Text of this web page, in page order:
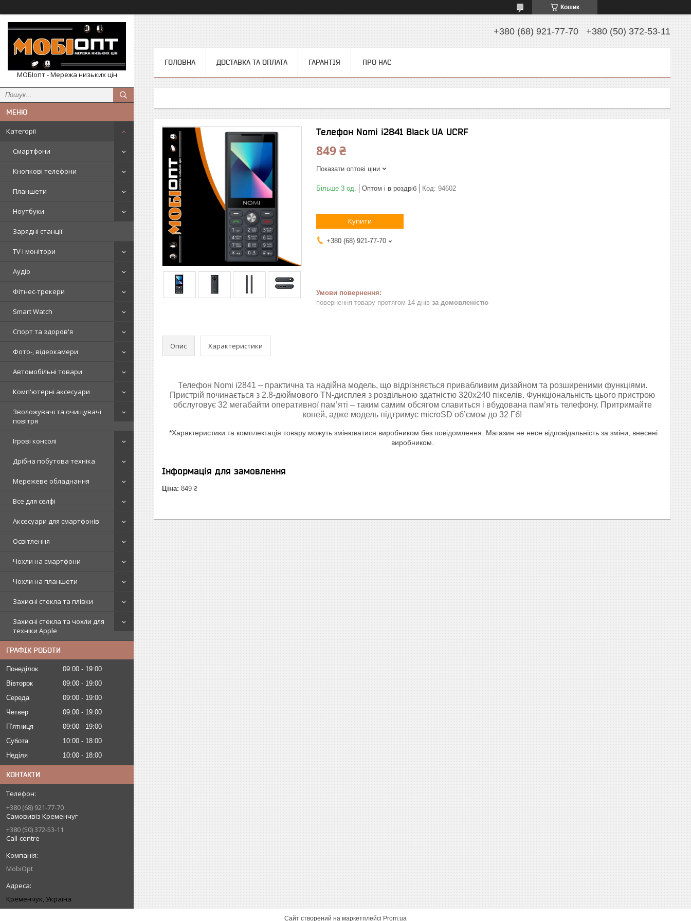
Кошик
МОБІопт - Мережа низьких цін
Категорії
Смартфони
Кнопкові телефони
Планшети
Ноутбуки
Зарядні станції
TV і монітори
Аудіо
Фітнес-трекери
Smart Watch
Спорт та здоров'я
Фото-, відеокамери
Автомобільні товари
Комп'ютерні аксесуари
Зволожувачі та очищувачі
повітря
Ігрові консолі
Дрібна побутова техніка
Мережеве обладнання
Все для селфі
Аксесуари для смартфонів
Освітлення
Чохли на смартфони
Чохли на планшети
Захисні стекла та плівки
Захисні стекла та чохли для
техніки Apple
ГРАФІК РОБОТИ
Понеділок 09:00
19:00
Вівторок
09:00
19:00
Середа
09:00
19:00
Четвер
09:00
19:00
Пʼятниця
09:00
19:00
Субота
10:00
18:00
Неділя
10:00 18:00
КОНТАКТИ
+380 (68) 921-77-70
Самовивіз Кременчуг
+380 (50) 372-53-11
Call-centre
MobiOpt
Кременчук, Україна
+380 (68) 921-77-70 +380 (50) 372-53-11
ГОЛОВНА ДОСТАВКА ТА ОПЛАТА ГАРАНТІЯ ПРО НАС
Телефон Nomi i2841 Black UA UCRF
849 ₴
Показати оптові ціни
Більше 3 од. Оптом і в роздріб Код: 94602
Купити
+380 (68) 921-77-70
повернення товару протягом 14 днів за домовленістю
Опис Характеристики
Телефон Nomi i2841 – практична та надійна модель, що відрізняється привабливим дизайном та розширеними функціями.
Пристрій починається з 2.8-дюймового TN-дисплея з роздільною здатністю 320x240 пікселів. Функціональність цього пристрою
обслуговує 32 мегабайти оперативної пам’яті – таким самим обсягом славиться і вбудована пам’ять телефону. Притримайте
коней, адже модель підтримує microSD об’ємом до 32 Гб!
*Характеристики та комплектація товару можуть змінюватися виробником без повідомлення. Магазин не несе відповідальність за зміни, внесені
виробником.
Інформація для замовлення
Ціна: 849 ₴
Сайт створений на маркетплейсі Prom.ua